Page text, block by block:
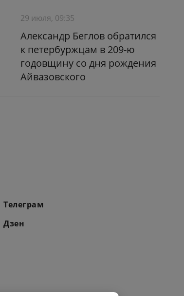
29 июля, 09:35
Александр Беглов обратился
к петербуржцам в 209-ю
годовщину со дня рождения
Айвазовского
Телеграм
Дзен